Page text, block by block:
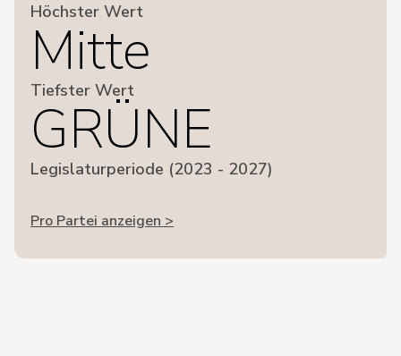
Höchster Wert
Mitte
Tiefster Wert
GRÜNE
Legislaturperiode (2023 - 2027)
Pro Partei anzeigen >